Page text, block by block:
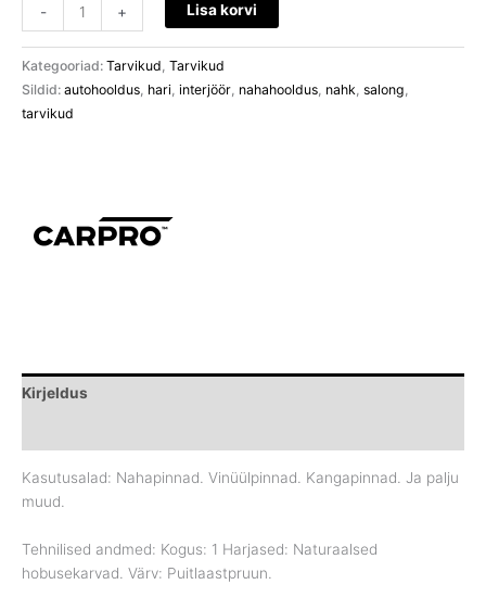
- + Lisa korvi
Kategooriad: Tarvikud Tarvikud
Sildid: autohooldus hari interjöör nahahooldus nahk salong
tarvikud
Kirjeldus
Kasutusalad: Nahapinnad. Vinüülpinnad. Kangapinnad. Ja palju
muud.
Tehnilised andmed: Kogus: 1 Harjased: Naturaalsed
hobusekarvad. Värv: Puitlaastpruun.